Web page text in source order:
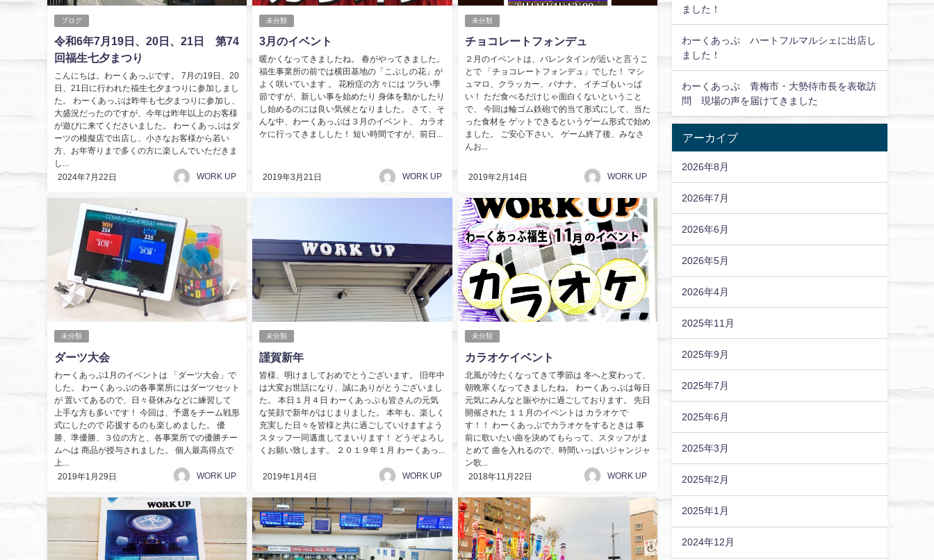
ブログ
令和6年7月19日、20日、21日 第74
回福生七夕まつり
こんにちは。わーくあっぷです。 7月の19日、20
日、21日に行われた福生七夕まつりに参加しまし
た。 わーくあっぷは昨年も七夕まつりに参加し、
大盛況だったのですが、今年は昨年以上のお客様
が遊びに来てくださいました。 わーくあっぷはダ
ーツの模擬店で出店し、小さなお客様から若い
方、お年寄りまで多くの方に楽しんでいただきま
し...
2024年7月22日
WORK UP
未分類
3月のイベント
暖かくなってきましたね。 春がやってきました。
福生事業所の前では横田基地の「こぶしの花」が
よく咲いています 。 花粉症の方々には ツラい季
節ですが、新しい事を始めたり 身体を動かしたり
し始めるのには良い気候となりました。 さて、そ
んな中、わーくあっぷは３月のイベント、 カラオ
ケに行ってきましした！ 短い時間ですが、前日...
2019年3月21日 WORK UP
未分類
チョコレートフォンデュ
２月のイベントは、バレンタインが近いと言うこ
とで 「チョコレートフォンデュ」でした！ マシ
ュマロ、クラッカー、バナナ。 イチゴもいっぱ
い！ ただ食べるだけじゃ面白くないということ
で、 今回は輪ゴム鉄砲で的当て形式にして、当た
った食材を ゲットできるというゲーム形式で始め
ました。 ご安心下さい。 ゲーム終了後、みなさ
んお...
2019年2月14日 WORK UP
未分類
ダーツ大会
わーくあっぷ1月のイベントは 「ダーツ大会」で
した。 わーくあっぷの各事業所にはダーツセット
が 置いてあるので、日々昼休みなどに練習して
上手な方も多いです！ 今回は、予選をチーム戦形
式にしたので 応援するのも楽しめました。 優
勝、準優勝、３位の方と、各事業所での優勝チー
ムへは 商品が授与されました。 個人最高得点で
上...
2019年1月29日
WORK UP
未分類
謹賀新年
皆様、明けましておめでとうございます。 旧年中
は大変お世話になり、誠にありがとうございまし
た。 本日１月４日 わーくあっぷも皆さんの元気
な笑顔で新年がはじまりました。 本年も、楽しく
充実した日々を皆様と共に過ごしていけますよう
スタッフ一同邁進してまいります！ どうぞよろし
くお願い致します。 ２０１９年１月 わーくあっ...
2019年1月4日 WORK UP
未分類
カラオケイベント
北風が冷たくなってきて季節は 冬へと変わって、
朝晩寒くなってきましたね。 わーくあっぷは毎日
元気にみんなと賑やかに過ごしております。 先日
開催された １１月のイベントは カラオケで
す！！ わーくあっぷでカラオケをするときは 事
前に歌いたい曲を決めてもらって、スタッフがま
とめて 曲を入れるので、時間いっぱいジャンジャ
ン歌...
2018年11月22日
WORK UP
ました！
わーくあっぷ ハートフルマルシェに出店し
ました！
わーくあっぷ 青梅市・大勢待市長を表敬訪
問 現場の声を届けてきました
アーカイブ
2026年8月
2026年7月
2026年6月
2026年5月
2026年4月
2025年11月
2025年9月
2025年7月
2025年6月
2025年3月
2025年2月
2025年1月
2024年12月